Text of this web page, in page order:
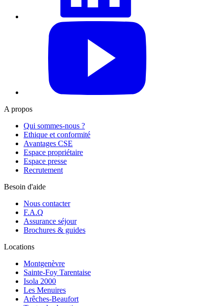
A propos
Qui sommes-nous ?
Ethique et conformité
Avantages CSE
Espace propriétaire
Espace presse
Recrutement
Besoin d'aide
Nous contacter
F.A.Q
Assurance séjour
Brochures & guides
Locations
Montgenèvre
Sainte-Foy Tarentaise
Isola 2000
Les Menuires
Arêches-Beaufort